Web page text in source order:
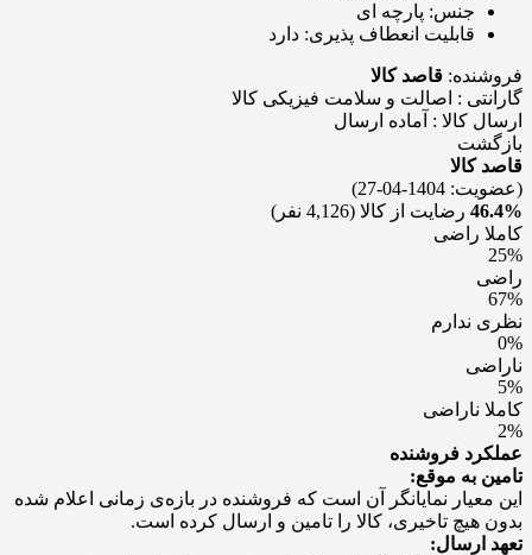
جنس: پارچه ای
قابلیت انعطاف پذیری: دارد
فروشنده: قاصد کالا
گارانتی : اصالت و سلامت فیزیکی کالا
ارسال کالا : آماده ارسال
بازگشت
قاصد کالا
(عضویت: 1404-04-27)
46.4% رضایت از کالا (4,126 نفر)
کاملا راضی
25%
راضی
67%
نظری ندارم
0%
ناراضی
5%
کاملا ناراضی
2%
عملکرد فروشنده
تامین به موقع:
این معیار نمایانگر آن است که فروشنده در بازه‌ی زمانی اعلام شده
بدون هیچ تاخیری، کالا را تامین و ارسال کرده است.
تعهد ارسال: